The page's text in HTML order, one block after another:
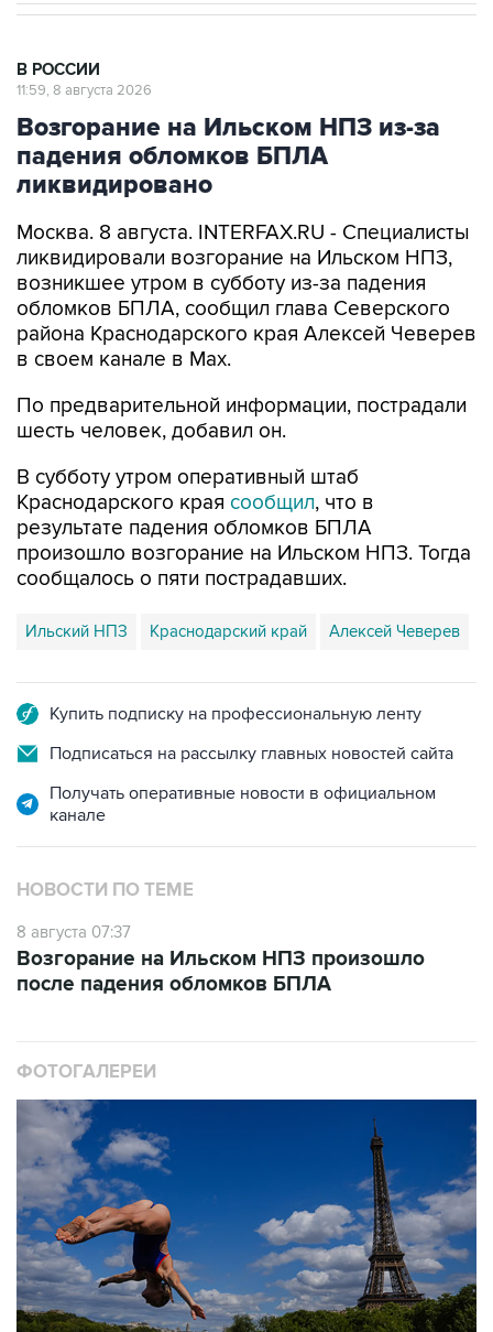
В РОССИИ
11:59, 8 августа 2026
Возгорание на Ильском НПЗ из-за
падения обломков БПЛА
ликвидировано
Москва. 8 августа. INTERFAX.RU - Специалисты
ликвидировали возгорание на Ильском НПЗ,
возникшее утром в субботу из-за падения
обломков БПЛА, сообщил глава Северского
района Краснодарского края Алексей Чеверев
в своем канале в Max.
По предварительной информации, пострадали
шесть человек, добавил он.
В субботу утром оперативный штаб
Краснодарского края сообщил, что в
результате падения обломков БПЛА
произошло возгорание на Ильском НПЗ. Тогда
сообщалось о пяти пострадавших.
Ильский НПЗ Краснодарский край Алексей Чеверев
Купить подписку на профессиональную ленту
Подписаться на рассылку главных новостей сайта
Получать оперативные новости в официальном
канале
НОВОСТИ ПО ТЕМЕ
8 августа 07:37
Возгорание на Ильском НПЗ произошло
после падения обломков БПЛА
ФОТОГАЛЕРЕИ